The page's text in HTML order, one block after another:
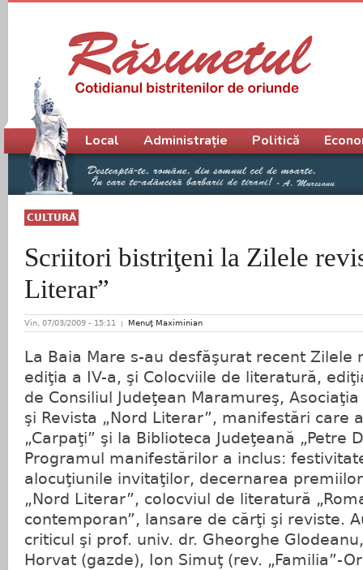
CULTURĂ
Scriitori bistriţeni la Zilele
Literar”
Vin, 07/03/2009 - 15:11 Menuţ Maximinian
La Baia Mare s-au desfăşurat recent Zilele
ediţia a IV-a, şi Colocviile de literatură,
de Consiliul Judeţean Maramureş,
şi Revista „Nord Literar”, manifestări care
„Carpaţi” şi la Biblioteca Judeţeană „Petre
Programul manifestărilor a inclus:
alocuţiunile invitaţilor, decernarea
„Nord Literar”, colocviul de literatură
contemporan”, lansare de cărţi şi reviste.
criticul şi prof. univ. dr. Gheorghe
Horvat (gazde), Ion Simuţ (rev. „Familia”-
Meniu principal
Local Administrație Politică